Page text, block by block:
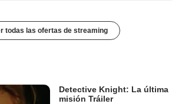
todas las ofertas de streaming
Detective Knight: La última
misión Tráiler